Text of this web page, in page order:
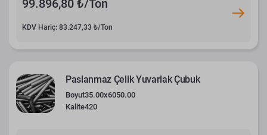
99.896,80 ₺/Ton
KDV Hariç: 83.247,33 ₺/Ton
Paslanmaz Çelik Yuvarlak Çubuk
Boyut35.00x6050.00
Kalite420